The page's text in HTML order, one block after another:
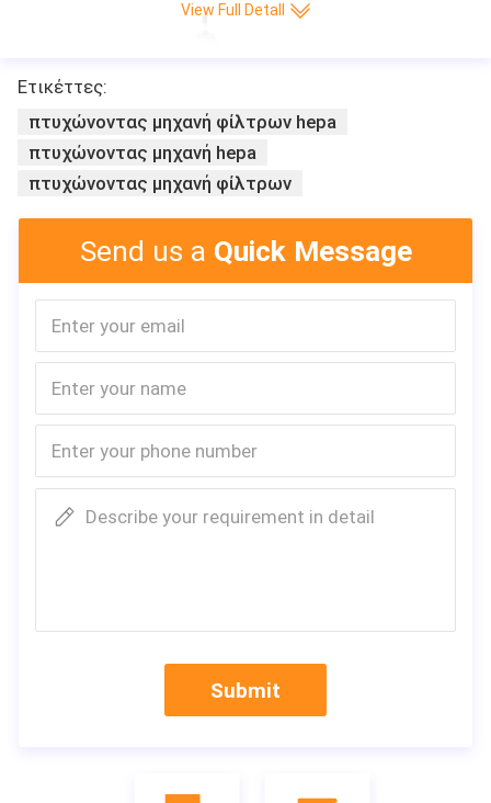
View Full Detall
Ετικέττες:
πτυχώνοντας μηχανή φίλτρων hepa
πτυχώνοντας μηχανή hepa
πτυχώνοντας μηχανή φίλτρων
Send us a Quick Message
Describe your requirement in detail
Submit